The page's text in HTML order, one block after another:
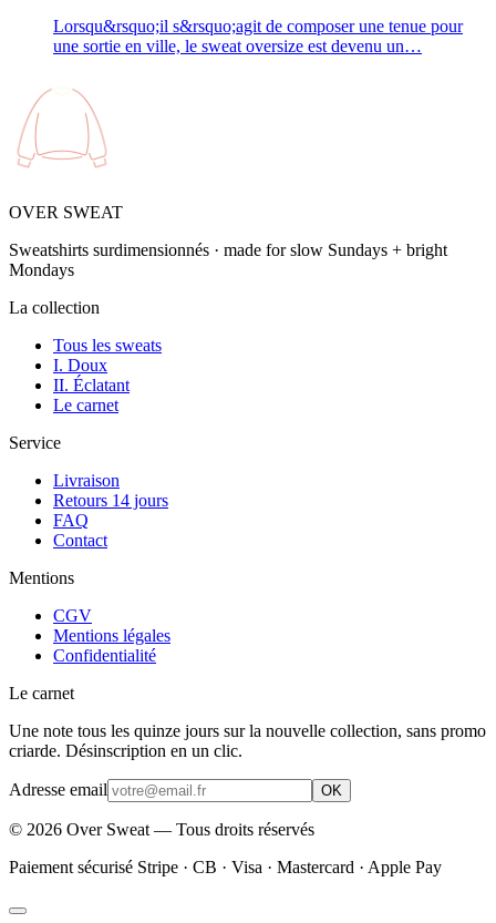
Lorsqu&rsquo;il s&rsquo;agit de composer une tenue pour
une sortie en ville, le sweat oversize est devenu un…
OVER SWEAT
Sweatshirts surdimensionnés · made for slow Sundays + bright
Mondays
La collection
Tous les sweats
I. Doux
II. Éclatant
Le carnet
Service
Livraison
Retours 14 jours
FAQ
Contact
Mentions
CGV
Mentions légales
Confidentialité
Le carnet
Une note tous les quinze jours sur la nouvelle collection, sans promo
criarde. Désinscription en un clic.
Adresse email OK
© 2026 Over Sweat — Tous droits réservés
Paiement sécurisé Stripe · CB · Visa · Mastercard · Apple Pay